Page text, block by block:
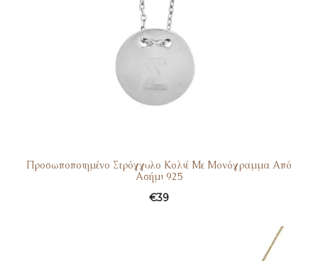
Προσωποποιημένο Στρόγγυλο Κολιέ Με Μονόγραμμα Από
Ασήμι 925
€39